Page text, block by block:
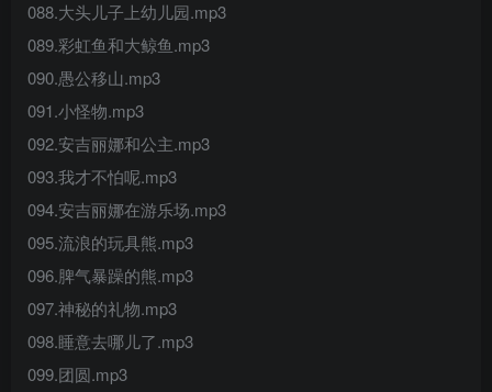
088.大头儿子上幼儿园.mp3
089.彩虹鱼和大鲸鱼.mp3
090.愚公移山.mp3
091.小怪物.mp3
092.安吉丽娜和公主.mp3
093.我才不怕呢.mp3
094.安吉丽娜在游乐场.mp3
095.流浪的玩具熊.mp3
096.脾气暴躁的熊.mp3
097.神秘的礼物.mp3
098.睡意去哪儿了.mp3
099.团圆.mp3